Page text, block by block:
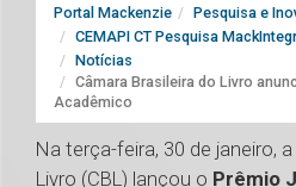
Portal Mackenzie
Pesquisa e
CEMAPI CT Pesquisa
Notícias
Câmara Brasileira do Livro
Acadêmico
Na terça-feira, 30 de janeiro,
Livro (CBL) lançou o Prêmio